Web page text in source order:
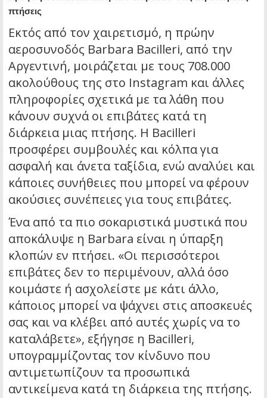
πτήσεις
Εκτός από τον χαιρετισμό, η πρώην
αεροσυνοδός Barbara Bacilleri, από την
Αργεντινή, μοιράζεται με τους 708.000
ακολούθους της στο Instagram και άλλες
πληροφορίες σχετικά με τα λάθη που
κάνουν συχνά οι επιβάτες κατά τη
διάρκεια μιας πτήσης. Η Bacilleri
προσφέρει συμβουλές και κόλπα για
ασφαλή και άνετα ταξίδια, ενώ αναλύει και
κάποιες συνήθειες που μπορεί να φέρουν
ακούσιες συνέπειες για τους επιβάτες.
Ένα από τα πιο σοκαριστικά μυστικά που
αποκάλυψε η Barbara είναι η ύπαρξη
κλοπών εν πτήσει. «Οι περισσότεροι
επιβάτες δεν το περιμένουν, αλλά όσο
κοιμάστε ή ασχολείστε με κάτι άλλο,
κάποιος μπορεί να ψάχνει στις αποσκευές
σας και να κλέβει από αυτές χωρίς να το
καταλάβετε», εξήγησε η Bacilleri,
υπογραμμίζοντας τον κίνδυνο που
αντιμετωπίζουν τα προσωπικά
αντικείμενα κατά τη διάρκεια της πτήσης.